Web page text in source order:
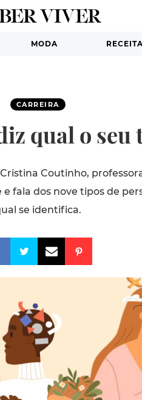
MODA
CARREIRA
qual o
Coutinho,
fala dos nove tipos de
se identifica.